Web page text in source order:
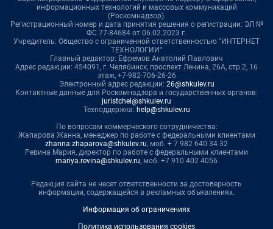
информационных технологий и массовых коммуникаций
(Роскомнадзор).
Регистрационный номер и дата принятия решения о регистрации: ЭЛ №
ФС 77-84684 от 06.02.2023 г.
Учредитель: Общество с ограниченной ответственностью "ИНТЕРНЕТ
ТЕХНОЛОГИИ"
Главный редактор: Ефремов Анатолий Павлович
Адрес редакции: 454091, г. Челябинск, проспект Ленина, 26А, стр.2, 16
этаж, +7-982-706-26-26
Электронный адрес редакции: 26@shkulev.ru
Контактные данные для Роскомнадзора и государственных органов:
juristchel@shkulev.ru
Техподдержка: help@shkulev.ru
По вопросам коммерческого сотрудничества:
Жапарова Жанна, менеджер по работе с федеральными клиентами
zhanna.zhaparova@shkulev.ru, моб. + 7 982 640 34 32
Ревина Мария, директор по работе с федеральными клиентами
mariya.revina@shkulev.ru, моб. +7 910 402 4056
Редакция сайта не несет ответственности за достоверность
информации, содержащейся в рекламных объявлениях.
Информация об ограничениях
Политика использования cookies